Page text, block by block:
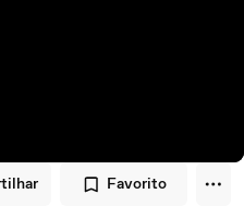
Favorito